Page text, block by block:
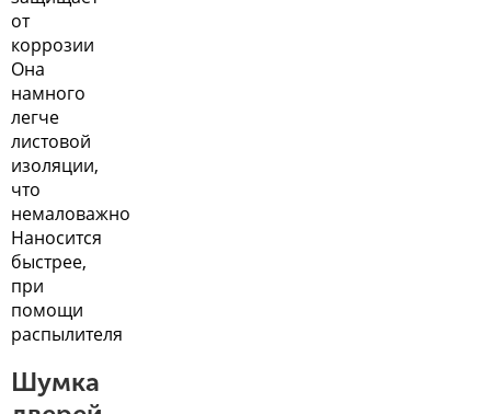
от
коррозии
Она
намного
легче
листовой
изоляции,
что
немаловажно
Наносится
быстрее,
при
помощи
распылителя
Шумка